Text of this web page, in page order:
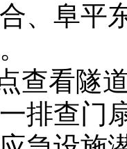
、阜平
查看隧
排查门